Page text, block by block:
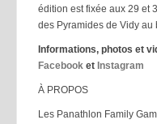
édition est fixée aux 29 et
des Pyramides de Vidy au
Informations, photos et
Facebook et Instagram
À PROPOS
Les Panathlon Family